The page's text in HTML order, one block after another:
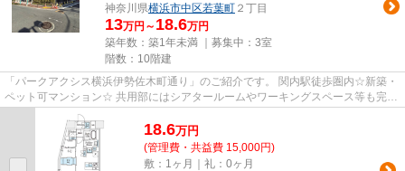
神奈川県横浜市中区若葉町 ２丁目
13万円～ 18.6万円
築年数：築1年未満 ｜募集中： 3室
階数：10階建
「パークアクシス横浜伊勢佐木町通り」のご紹介です。 関内駅徒歩圏内☆新築・
ペット可マンション☆ 共用部にはシアタールームやワーキングスペース等も完備
しております。 【オンライン...
18.6万円
(管理費・共益費 15,000円)
敷：1ヶ月｜礼：0ヶ月